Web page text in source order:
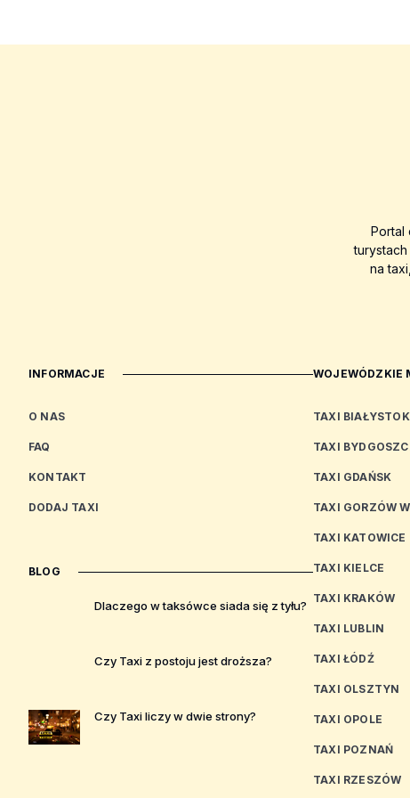
Portal
na
INFORMACJE
O NAS
FAQ
KONTAKT
DODAJ TAXI
BLOG
Dlaczego w taksówce siada się z tyłu?
Czy Taxi z postoju jest droższa?
Czy Taxi liczy w dwie strony?
WOJEWÓDZKIE
TAXI BIAŁYSTOK
TAXI
TAXI GDAŃSK
TAXI GORZÓW
TAXI KATOWICE
TAXI KIELCE
TAXI KRAKÓW
TAXI LUBLIN
TAXI ŁÓDŹ
TAXI OLSZTYN
TAXI OPOLE
TAXI POZNAŃ
TAXI RZESZÓW